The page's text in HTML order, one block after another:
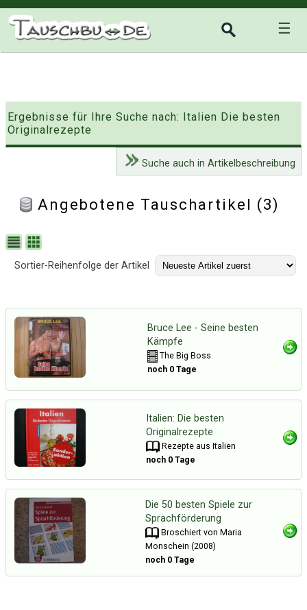
☰
Ergebnisse für Ihre Suche nach: Italien Die besten
Originalrezepte
Suche auch in Artikelbeschreibung
Angebotene Tauschartikel (3)
Sortier-Reihenfolge der Artikel
Bruce Lee - Seine besten
Kämpfe
The Big Boss
noch 0 Tage
Italien: Die besten
Originalrezepte
Rezepte aus Italien
noch 0 Tage
Die 50 besten Spiele zur
Sprachförderung
Broschiert von Maria
Monschein (2008)
noch 0 Tage